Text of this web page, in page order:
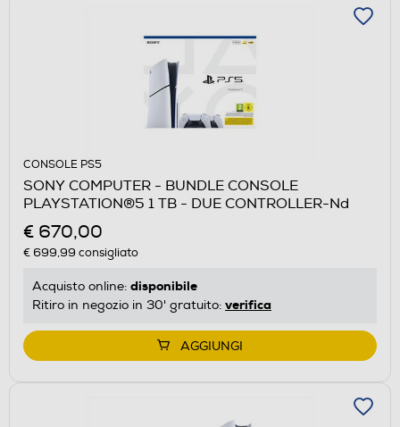
CONSOLE PS5
SONY COMPUTER - BUNDLE CONSOLE
PLAYSTATION®5 1 TB - DUE CONTROLLER-Nd
€ 670,00
€ 699,99 consigliato
Acquisto online: disponibile
Ritiro in negozio in 30' gratuito: verifica
AGGIUNGI